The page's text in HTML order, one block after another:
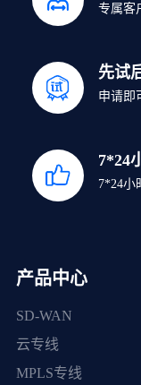
专属客
先试
申请即
7*24
7*24小
产品中心
SD-WAN
云专线
MPLS专线